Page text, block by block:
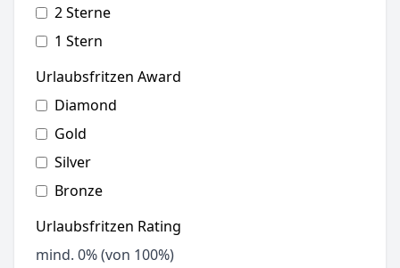
2 Sterne
1 Stern
Urlaubsfritzen Award
Diamond
Gold
Silver
Bronze
Urlaubsfritzen Rating
mind. 0% (von 100%)